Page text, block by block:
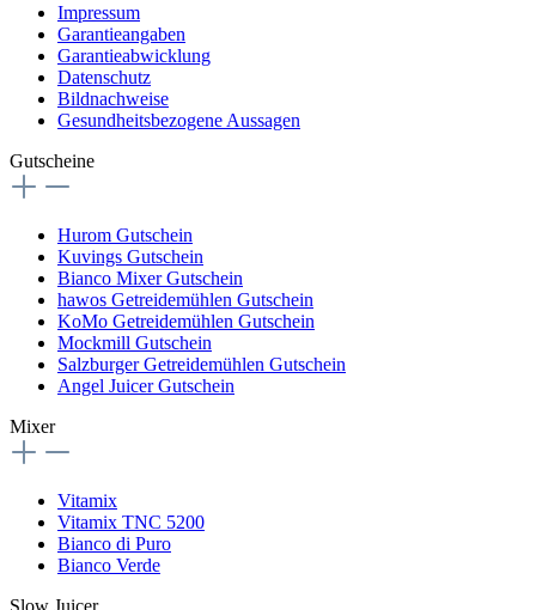
Impressum
Garantieangaben
Garantieabwicklung
Datenschutz
Bildnachweise
Gesundheitsbezogene Aussagen
Gutscheine
Hurom Gutschein
Kuvings Gutschein
Bianco Mixer Gutschein
hawos Getreidemühlen Gutschein
KoMo Getreidemühlen Gutschein
Mockmill Gutschein
Salzburger Getreidemühlen Gutschein
Angel Juicer Gutschein
Mixer
Vitamix
Vitamix TNC 5200
Bianco di Puro
Bianco Verde
Slow Juicer